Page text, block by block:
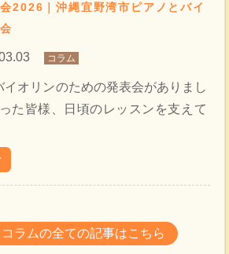
2026｜沖縄宜野湾市ピアノとバイ
コラム
イオリンのための発表会がありまし
た皆様、日頃のレッスンを支えて
コラムの全ての記事はこちら